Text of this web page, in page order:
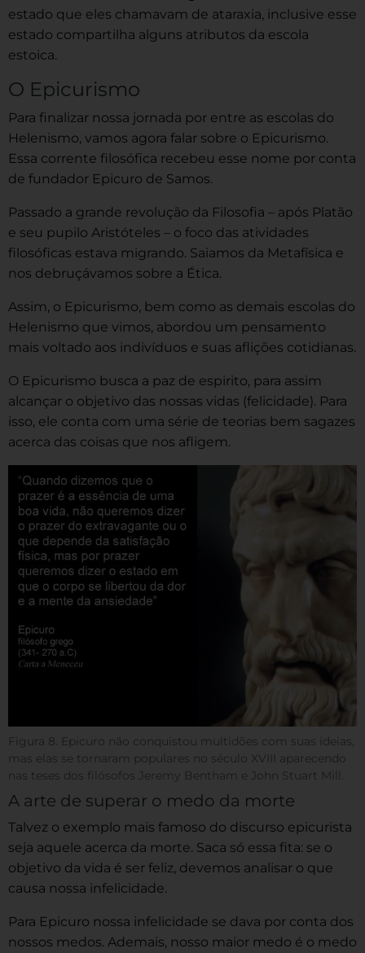
estado que eles chamavam de ataraxia, inclusive esse
estado compartilha alguns atributos da escola
estoica.
O Epicurismo
Para finalizar nossa jornada por entre as escolas do
Helenismo, vamos agora falar sobre o Epicurismo.
Essa corrente filosófica recebeu esse nome por conta
de fundador Epicuro de Samos.
Passado a grande revolução da Filosofia – após Platão
e seu pupilo Aristóteles – o foco das atividades
filosóficas estava migrando. Saiamos da Metafísica e
nos debruçávamos sobre a Ética.
Assim, o Epicurismo, bem como as demais escolas do
Helenismo que vimos, abordou um pensamento
mais voltado aos indivíduos e suas aflições cotidianas.
O Epicurismo busca a paz de espirito, para assim
alcançar o objetivo das nossas vidas (felicidade). Para
isso, ele conta com uma série de teorias bem sagazes
acerca das coisas que nos afligem.
Figura 8. Epicuro não conquistou multidões com suas ideias,
mas elas se tornaram populares no século XVIII aparecendo
nas teses dos filósofos Jeremy Bentham e John Stuart Mill.
A arte de superar o medo da morte
Talvez o exemplo mais famoso do discurso epicurista
seja aquele acerca da morte. Saca só essa fita: se o
objetivo da vida é ser feliz, devemos analisar o que
causa nossa infelicidade.
Para Epicuro nossa infelicidade se dava por conta dos
nossos medos. Ademais, nosso maior medo é o medo